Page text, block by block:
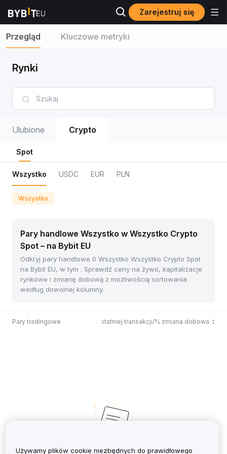
Zarejestruj się
Przegląd Kluczowe metryki
Rynki
Ulubione Crypto
Spot
Wszystko USDC EUR PLN
Wszystko
Pary handlowe Wszystko w Wszystko Crypto
Spot – na Bybit EU
Odkryj pary handlowe 0 Wszystko Wszystko Crypto Spot
na Bybit EU, w tym . Sprawdź ceny na żywo, kapitalizacje
rynkowe i zmianę dobową z możliwością sortowania
według dowolnej kolumny.
Pary tradingowe Cena ostatniej transakcji/% zmiana dobowa
Używamy plików cookie niezbędnych do prawidłowego